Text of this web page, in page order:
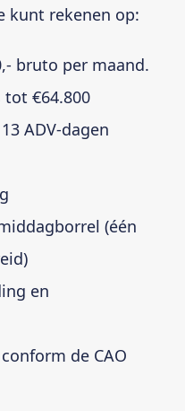
kunt rekenen op:
bruto per maand.
tot €64.800
ADV-dagen
(één
en
de CAO